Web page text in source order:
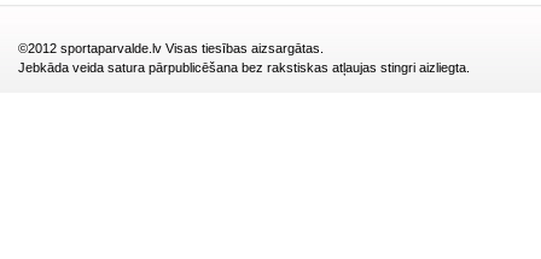
©2012 sportaparvalde.lv Visas tiesības aizsargātas.
Jebkāda veida satura pārpublicēšana bez rakstiskas atļaujas stingri aizliegta.